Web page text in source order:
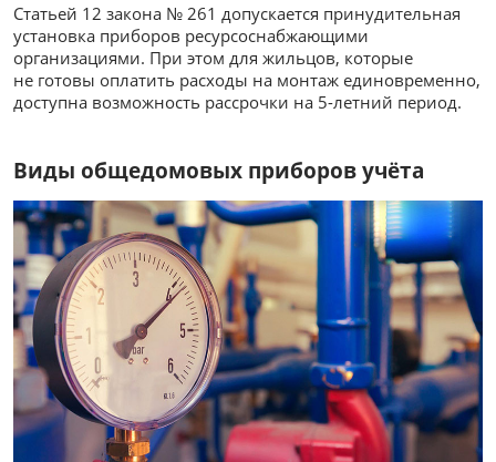
Статьей 12 закона № 261 допускается принудительная
установка приборов ресурсоснабжающими
организациями. При этом для жильцов, которые
не готовы оплатить расходы на монтаж единовременно,
доступна возможность рассрочки на 5-летний период.
Виды общедомовых приборов учёта